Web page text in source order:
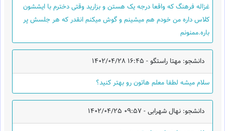
غزاله فرهنگ که واقعا درجه یک هستن و بزارید وقتی دخترم با ایششون
کلاس داره من خودم هم میشینم و گوش میکنم انقدر که هر جلسش پر
باره.ممنونم
دانشجو: مهتا راستگو - 1402/04/28 16:45
سلام میشه لطفا معلم هاتون رو بهتر کنید؟
دانشجو: نهال شهرابی -1402/04/25 09:57